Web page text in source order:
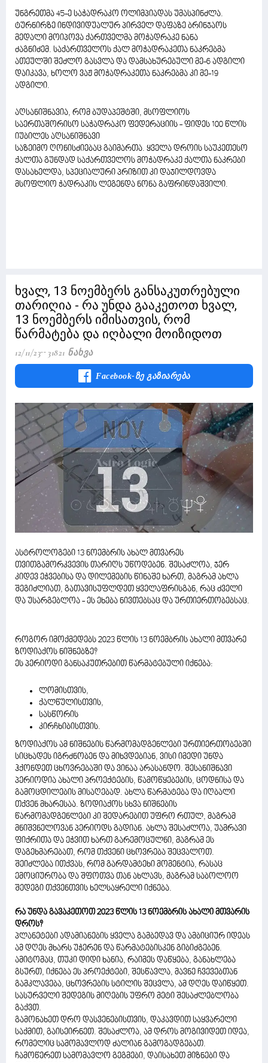
უნგრეთმა 45-ე საჭადრაკო ოლიმპიადას უმასპინძლა.
ტურნირზე ინდივიდუალურ პირველ დაფაზე ბრინჯაოს
მედალი მოიპოვა ქართველმა მოჭადრაკე ნანა
ძაგნიძემ. საქართველოს ქალ მოჭადრაკეთა ნაკრებმა
ათეულში შეძლო გასვლა და დამსახურებული მე-6 ადგილი
დაიკავა, ხოლო ვაჟ მოჭადრაკეთა ნაკრებმა კი მე-19
ადგილი.
აღსანიშნავია, რომ ბუდაპეშტში, მსოფლიოს
საერთაშორისო საჭადრაკო ფედერაციის - ფიდეს 100 წლის
იუბილეს აღსანიშნავი
საზეიმო ღონისძიებაც გაიმართა. ყველა დროის საუკეთესო
ქალთა გუნდად საქართველოს მოჭადრაკე ქალთა ნაკრები
დასახელდა, სპეციალური პრიზით კი დაჯილდოვდა
მსოფლიო ჭადრაკის ლეგენდა ნონა გაფრინდაშვილი.
ხვალ, 13 ნოემბერს განსაკუთრებული
თარიღია - რა უნდა გააკეთოთ ხვალ,
13 ნოემბერს იმისათვის, რომ
წარმატება და იღბალი მოიზიდოთ
12/11/23 31821 Ნახვა
Facebook-Ზე Გაზიარება
ასტროლოგები 13 ნოემბრის ახალ მთვარეს
თვითგამორკვევის თარიღს უწოდებენ. შესაძლოა, ჯერ
კიდევ ეჭვებისა და დილემების წინაშე ხართ, მაგრამ ახლა
შეგიძლიათ, გათავისუფლდეთ ყველაფრისგან, რაც ძველი
და უსარგებლოა - ეს ეხება ნივთებსაც და ურთიერთობებსაც.
როგორ იმოქმედებს 2023 წლის 13 ნოემბრის ახალი მთვარე
ზოდიაქოს ნიშნებზე?
ეს პერიოდი განსაკუთრებით წარმატებული იქნება:
ლომისთვის,
ქალწულისთვის,
სასწორის
კირჩხიბისთვის.
ზოდიაქოს ამ ნიშნების წარმომადგენლები ურთიერთობებში
სიცხადეს იგრძნობენ და მიხვდებიან, ვისი იმედი უნდა
ჰქონდეთ ცხოვრებაში და ვინაა არასანდო. შესანიშნავი
პერიოდია ახალი პროექტების, წამოწყებების, ცოდნისა და
გამოცდილების მისაღებად. ახლა წარმატება და იღბალი
თქვენ მხარესაა. ზოდიაქოს სხვა ნიშნების
წარმომადგენლები კი შედარებით უფრო რთულ, მაგრამ
მნიშვნელოვან პერიოდს გადიან. ახლა შესაძლოა, უამრავი
ფიქრითა და ეჭვით ხართ გარემოცულნი, მაგრამ ეს
დაგეხმარებათ, რომ თქვენი ცხოვრება შეცვალოთ.
შეიძლება ითქვას, რომ გარდამტეხი მომენტია, რასაც
ემოციურობა და შფოთვა თან ახლავს, მაგრამ საბოლოო
შედეგი თქვენთვის ხელსაყრელი იქნება.
რა უნდა გავაკეთოთ 2023 წლის 13 ნოემბრის ახალი მთვარის
დროს?
პლანეტები ადამიანების ყველა გამბედავ და ამბიციურ იდეას
ამ დღეს მხარს უჭერენ და წარმატებისკენ გიბიძგებენ.
ამიტომაც, თუკი დიდი ხანია, რაიმეს დაწყება, განახლება
გსურთ, იქნება ეს პროექტები, შესწავლა, მავნე ჩვევებთან
გამკლავება, ცხოვრების სტილის შეცვლა, ამ დღეს დაიწყეთ.
სასურველი შედეგის მიღების უფრო მეტი შესაძლებლობა
გაქვთ.
გამონახეთ დრო დასვენებისთვის, დაკავდით საყვარელი
საქმით, გაისეირნეთ. შესაძლოა, ამ დროს მოგივიდეთ იდეა,
რომელიც სამომავლოდ ძალიან გამოგადგებათ.
ჩამოწერეთ სამომავლო გეგმები, დაისახეთ მიზნები და